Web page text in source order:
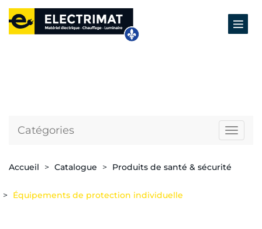
Catégories
Accueil Catalogue Produits de santé & sécurité
Équipements de protection individuelle